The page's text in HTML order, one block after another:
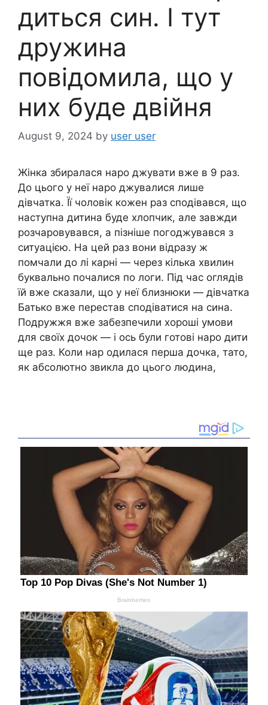
диться син. І тут
дружина
повідомила, що у
них буде двійня
August 9, 2024 by user user
Жінка збиралася наро джувати вже в 9 раз.
До цього у неї наро джувалися лише
дівчатка. Її чоловік кожен раз сподівався, що
наступна дитина буде хлопчик, але завжди
розчаровувався, а пізніше погоджувався з
ситуацією. На цей раз вони відразу ж
помчали до лі карні — через кілька хвилин
буквально почалися по логи. Під час оглядів
їй вже сказали, що у неї близнюки — дівчатка
Батько вже перестав сподіватися на сина.
Подружжя вже забезпечили хороші умови
для своїх дочок — і ось були готові наро дити
ще раз. Коли нар одилася перша дочка, тато,
як абсолютно звикла до цього людина,